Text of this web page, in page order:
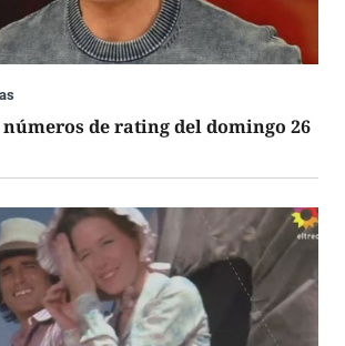
de rating del domingo 26